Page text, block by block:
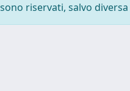
riservati, salvo diversa